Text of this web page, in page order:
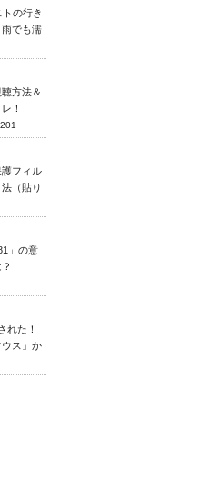
の行き
でも濡
方法＆
！
フィル
（貼り
」の意
れた！
ス」か